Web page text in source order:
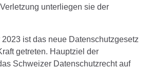
unterliegen sie der
ist das neue Datenschutzgesetz
getreten. Hauptziel der
Schweizer Datenschutzrecht auf